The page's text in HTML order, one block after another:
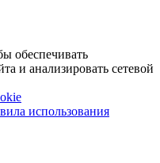
обеспечивать
и анализировать сетевой
использования